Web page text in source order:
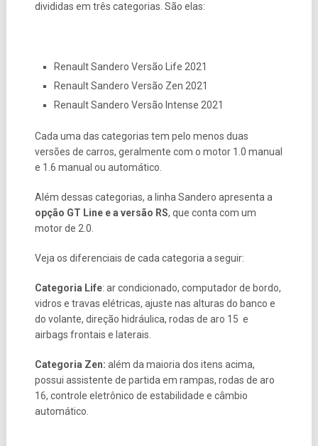
divididas em três categorias. São elas:
Renault Sandero Versão Life 2021
Renault Sandero Versão Zen 2021
Renault Sandero Versão Intense 2021
Cada uma das categorias tem pelo menos duas
versões de carros, geralmente com o motor 1.0 manual
e 1.6 manual ou automático.
Além dessas categorias, a linha Sandero apresenta a
opção GT Line e a versão RS, que conta com um
motor de 2.0.
Veja os diferenciais de cada categoria a seguir:
Categoria Life: ar condicionado, computador de bordo,
vidros e travas elétricas, ajuste nas alturas do banco e
do volante, direção hidráulica, rodas de aro 15 e
airbags frontais e laterais.
Categoria Zen: além da maioria dos itens acima,
possui assistente de partida em rampas, rodas de aro
16, controle eletrônico de estabilidade e câmbio
automático.